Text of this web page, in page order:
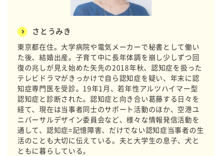
さとうみき
東京都在住。大学病院や電気メーカーで秘書として働い
た後、結婚出産。子育て中に長年体調を崩し少しずつ回
復の兆しが見え始めた矢先の2018年秋、認知症を扱った
テレビドラマがきっかけで自ら認知症を疑い、年末に認
知症専門医を受診。19年1月、若年性アルツハイマー型
認知症と診断された。認知症と向き合い葛藤する日々を
経て、現在は当事者同士のサポート活動のほか、空港ユ
ニバーサルデザイン委員会など、様々な情報発信活動を
通して、認知症=記憶障害、だけでない認知症当事者の生
活のことも大切に伝えている。夫と大学生の息子、犬と
ともに暮らしている。